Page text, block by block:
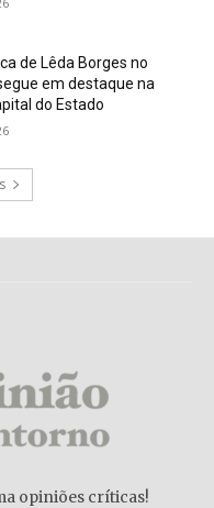
de Lêda Borges no
em destaque na
do Estado
opiniões críticas!